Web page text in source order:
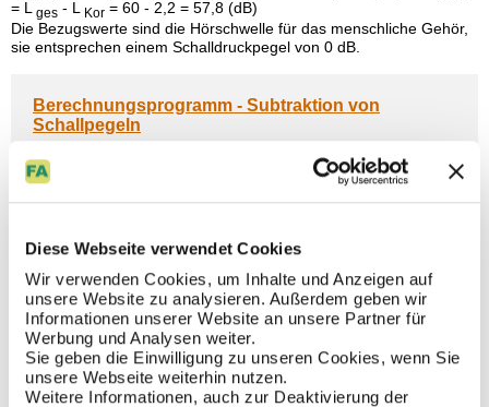
Diese Webseite verwendet Cookies
Wir verwenden Cookies, um Inhalte und Anzeigen auf
unsere Website zu analysieren. Außerdem geben wir
Informationen unserer Website an unsere Partner für
Werbung und Analysen weiter.
Sie geben die Einwilligung zu unseren Cookies, wenn Sie
unsere Webseite weiterhin nutzen.
Weitere Informationen, auch zur Deaktivierung der
= L ges - L Kor = 60 - 2,2 = 57,8 (dB)
Die Bezugswerte sind die Hörschwelle für das menschliche Gehör,
sie entsprechen einem Schalldruckpegel von 0 dB.
Berechnungsprogramm - Subtraktion von
Schallpegeln
Schallpegeln.
Berechnungsprogramm
Schallwerte
Schalldruckpegel
Eine der zentralen Größen in der Akustik ist der Schalldruckpegel,
der zur Beschreibung der Lautstärke benötigt wird.
Dieser ist als logarithmisches Maß für das Verhältnis zwischen dem
gemessenen Schalldruck und einem Bezugsschalldruck definiert.